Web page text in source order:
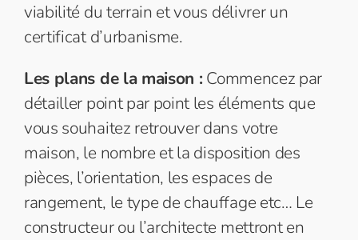
viabilité du terrain et vous délivrer un
certificat d’urbanisme.
Les plans de la maison :Commencez par
détailler point par point les éléments que
vous souhaitez retrouver dans votre
maison, le nombre et la disposition des
pièces, l’orientation, les espaces de
rangement, le type de chauffage etc… Le
constructeur ou l’architecte mettront en